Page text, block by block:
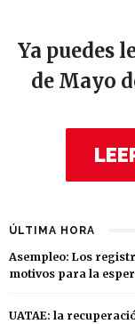
Ya puedes
de Mayo
ÚLTIMA HORA
Asempleo: Los
motivos para la
UATAE: la